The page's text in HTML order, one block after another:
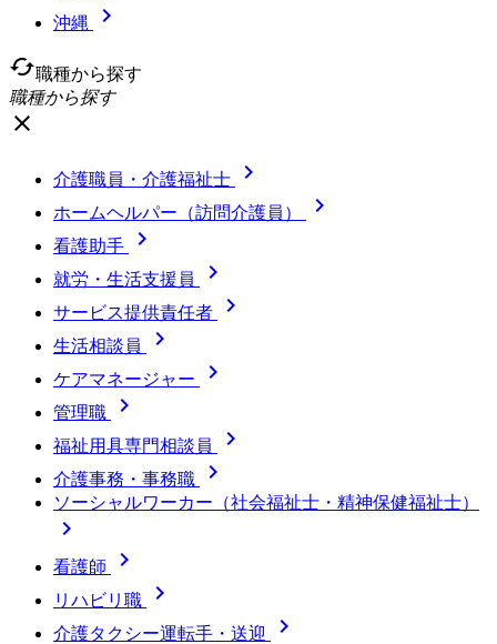
沖縄

cached職種から探す
職種から探す
close
介護職員・介護福祉士 
ホームヘルパー（訪問介護員） 
看護助手 
就労・生活支援員 
サービス提供責任者 
生活相談員 
ケアマネージャー 
管理職 
福祉用具専門相談員 
介護事務・事務職 
ソーシャルワーカー（社会福祉士・精神保健福祉士）

看護師 
リハビリ職 
介護タクシー運転手・送迎 